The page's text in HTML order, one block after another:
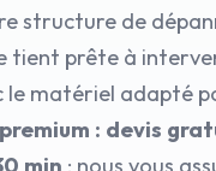
structure de
tient prête à
le matériel adapté
: devis